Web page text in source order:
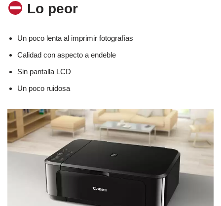
Lo peor
Un poco lenta al imprimir fotografías
Calidad con aspecto a endeble
Sin pantalla LCD
Un poco ruidosa